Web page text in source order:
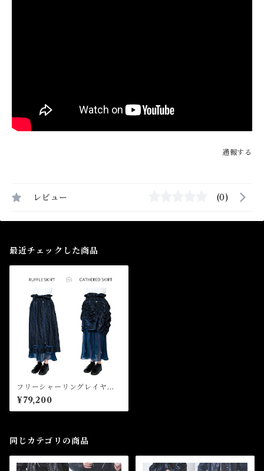
通報する
レビュー (0)
最近チェックした商品
フリーシャーリングレイヤー
ドスカート Free Shirring L
ayered Skirt
¥79,200
同じカテゴリの商品